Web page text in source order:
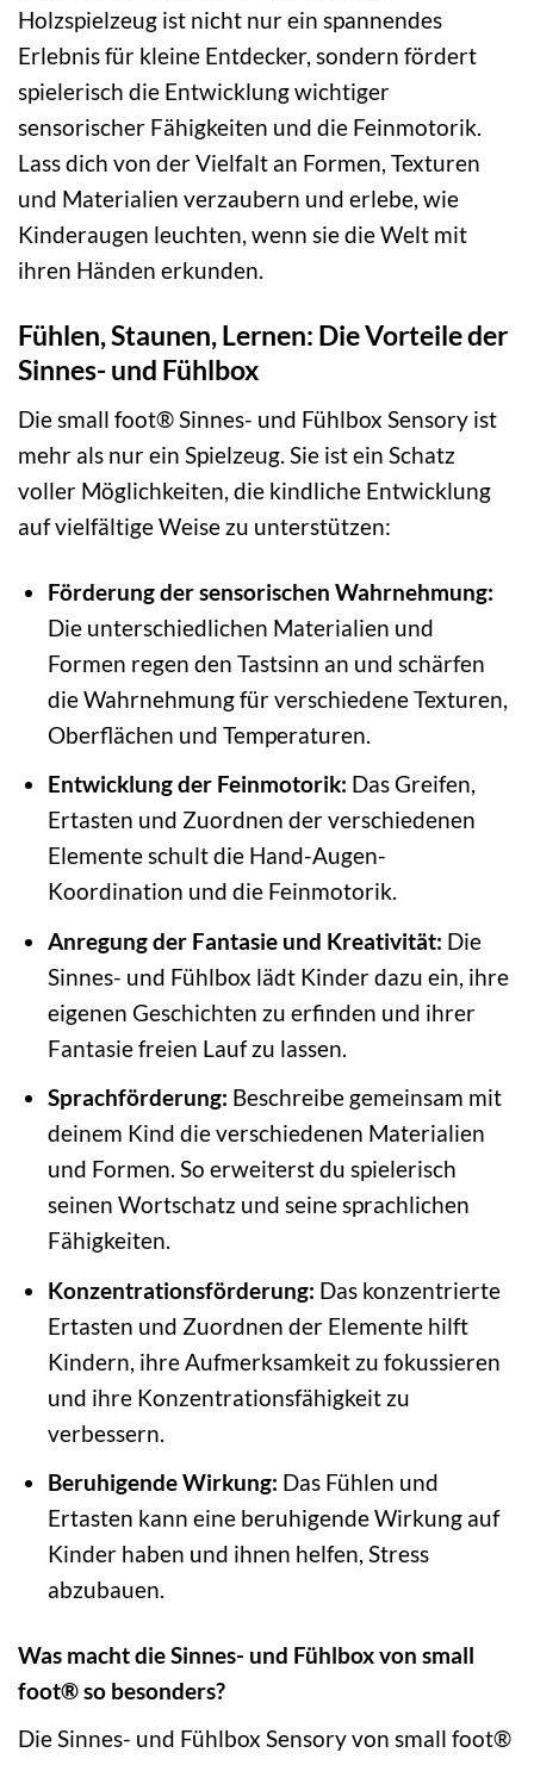
Holzspielzeug ist nicht nur ein spannendes
Erlebnis für kleine Entdecker, sondern fördert
spielerisch die Entwicklung wichtiger
sensorischer Fähigkeiten und die Feinmotorik.
Lass dich von der Vielfalt an Formen, Texturen
und Materialien verzaubern und erlebe, wie
Kinderaugen leuchten, wenn sie die Welt mit
ihren Händen erkunden.
Fühlen, Staunen, Lernen: Die Vorteile der
Sinnes- und Fühlbox
Die small foot® Sinnes- und Fühlbox Sensory ist
mehr als nur ein Spielzeug. Sie ist ein Schatz
voller Möglichkeiten, die kindliche Entwicklung
auf vielfältige Weise zu unterstützen:
Förderung der sensorischen Wahrnehmung:
Die unterschiedlichen Materialien und
Formen regen den Tastsinn an und schärfen
die Wahrnehmung für verschiedene Texturen,
Oberflächen und Temperaturen.
Entwicklung der Feinmotorik: Das Greifen,
Ertasten und Zuordnen der verschiedenen
Elemente schult die Hand-Augen-
Koordination und die Feinmotorik.
Anregung der Fantasie und Kreativität: Die
Sinnes- und Fühlbox lädt Kinder dazu ein, ihre
eigenen Geschichten zu erfinden und ihrer
Fantasie freien Lauf zu lassen.
Sprachförderung: Beschreibe gemeinsam mit
deinem Kind die verschiedenen Materialien
und Formen. So erweiterst du spielerisch
seinen Wortschatz und seine sprachlichen
Fähigkeiten.
Konzentrationsförderung: Das konzentrierte
Ertasten und Zuordnen der Elemente hilft
Kindern, ihre Aufmerksamkeit zu fokussieren
und ihre Konzentrationsfähigkeit zu
verbessern.
Beruhigende Wirkung: Das Fühlen und
Ertasten kann eine beruhigende Wirkung auf
Kinder haben und ihnen helfen, Stress
abzubauen.
Was macht die Sinnes- und Fühlbox von small
foot® so besonders?
Die Sinnes- und Fühlbox Sensory von small foot®